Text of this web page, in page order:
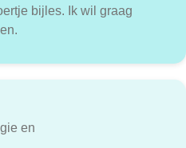
bijles. Ik wil graag
en